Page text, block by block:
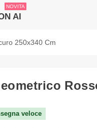
AI
NOVITA
250x340 Cm
veloce